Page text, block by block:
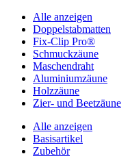
Alle anzeigen
Doppelstabmatten
Fix-Clip Pro®
Schmuckzäune
Maschendraht
Aluminiumzäune
Holzzäune
Zier- und Beetzäune
Alle anzeigen
Basisartikel
Zubehör